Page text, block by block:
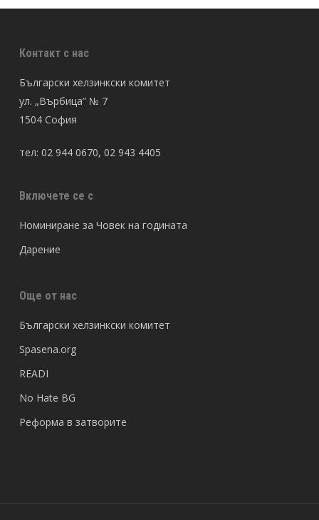
Контакт с нас
Български хелзинкски комитет
ул. „Върбица” № 7
1504 София
тел: 02 944 0670, 02 943 4405
Включете се с
Номиниране за Човек на годината
Дарение
Още от нас
Български хелзинкски комитет
Spasena.org
READI
No Hate BG
Реформа в затворите